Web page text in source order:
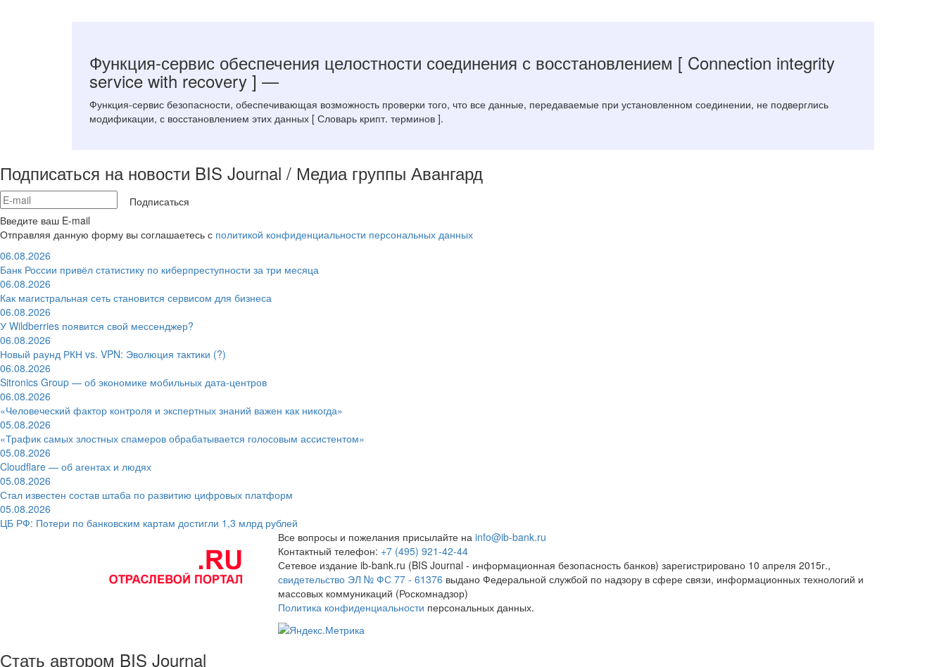
Функция-сервис обеспечения целостности соединения с восстановлением [ Connection integrity
service with recovery ] —
Функция-сервис безопасности, обеспечивающая возможность проверки того, что все данные, передаваемые при установленном соединении, не подверглись
модификации, с восстановлением этих данных [ Словарь крипт. терминов ].
Подписаться на новости BIS Journal / Медиа группы Авангард
Подписаться
Введите ваш E-mail
Отправляя данную форму вы соглашаетесь с политикой конфиденциальности персональных данных
06.08.2026
Банк России привёл статистику по киберпреступности за три месяца
06.08.2026
Как магистральная сеть становится сервисом для бизнеса
06.08.2026
У Wildberries появится свой мессенджер?
06.08.2026
Новый раунд РКН vs. VPN: Эволюция тактики (?)
06.08.2026
Sitronics Group — об экономике мобильных дата-центров
06.08.2026
«Человеческий фактор контроля и экспертных знаний важен как никогда»
05.08.2026
«Трафик самых злостных спамеров обрабатывается голосовым ассистентом»
05.08.2026
Cloudflare — об агентах и людях
05.08.2026
Стал известен состав штаба по развитию цифровых платформ
05.08.2026
ЦБ РФ: Потери по банковским картам достигли 1,3 млрд рублей
Все вопросы и пожелания присылайте на info@ib-bank.ru
Контактный телефон: +7 (495) 921-42-44
Сетевое издание ib-bank.ru (BIS Journal - информационная безопасность банков) зарегистрировано 10 апреля 2015г.,
свидетельство ЭЛ № ФС 77 - 61376 выдано Федеральной службой по надзору в сфере связи, информационных технологий и
массовых коммуникаций (Роскомнадзор)
Политика конфиденциальности персональных данных.
Стать автором BIS Journal